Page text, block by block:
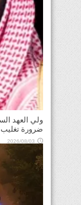
ولي العهد
ضرورة
2026/08/03